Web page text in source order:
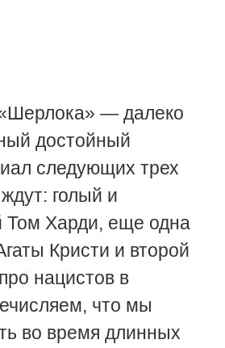
— далеко
достойный
следующих трех
голый и
Харди, еще одна
Кристи и второй
нацистов в
что мы
во время длинных